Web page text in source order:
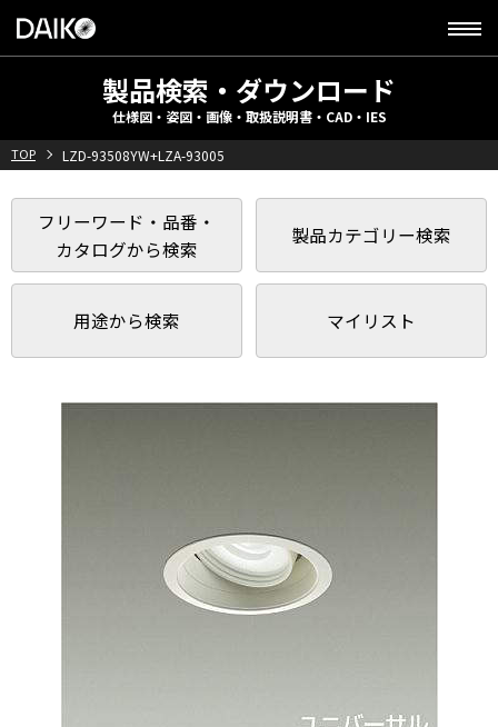
製品検索・ダウンロード
仕様図・姿図・画像・取扱説明書・CAD・IES
TOP LZD-93508YW+LZA-93005
フリーワード・品番・
カタログから検索
製品カテゴリー検索
用途から検索 マイリスト